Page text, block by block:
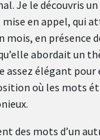
Je le découvris
mise en appel, qui
mois, en présence
abordait un
assez élégant pour
où les mots
des mots d’un